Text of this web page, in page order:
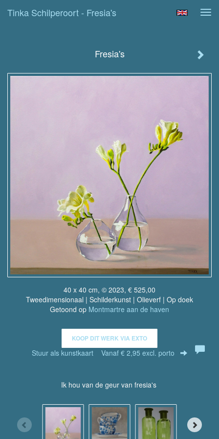
Tinka Schilperoort - Fresia's
Fresia's
40 x 40 cm, © 2023, € 525,00
Tweedimensionaal | Schilderkunst | Olieverf | Op doek
Getoond op Montmartre aan de haven
KOOP DIT WERK VIA EXTO
Stuur als kunstkaart Vanaf € 2,95 excl. porto
Ik hou van de geur van fresia's